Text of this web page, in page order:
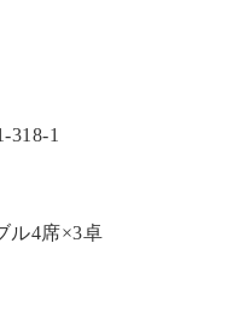
318-1
ル4席×3卓